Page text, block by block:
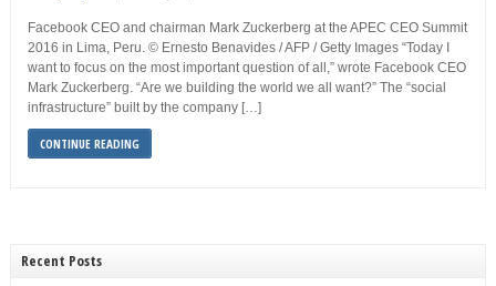
Facebook CEO and chairman Mark Zuckerberg at the APEC CEO Summit
2016 in Lima, Peru. © Ernesto Benavides / AFP / Getty Images “Today I
want to focus on the most important question of all,” wrote Facebook CEO
Mark Zuckerberg. “Are we building the world we all want?” The “social
infrastructure” built by the company […]
CONTINUE READING
Recent Posts